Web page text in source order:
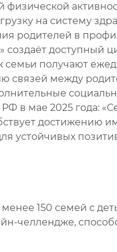
на систему
родителей в
доступный
получают
связей между
в мае 2025 года:
достижению
устойчивых
150 семей с
челлендже,